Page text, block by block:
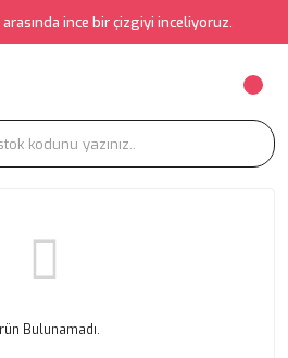
ince bir çizgiyi inceliyoruz.
Bulunamadı.